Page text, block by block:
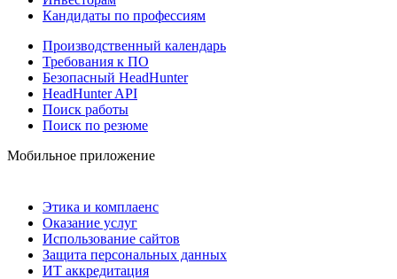
Кандидаты по профессиям
Производственный календарь
Требования к ПО
Безопасный HeadHunter
HeadHunter API
Поиск работы
Поиск по резюме
Мобильное приложение
Этика и комплаенс
Оказание услуг
Использование сайтов
Защита персональных данных
ИТ аккредитация